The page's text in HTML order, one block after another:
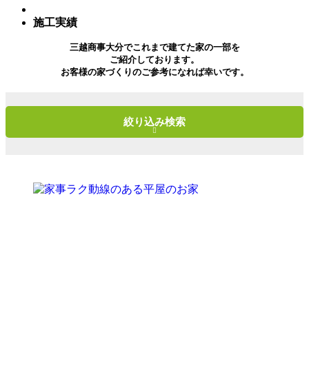
施工実績
三越商事大分でこれまで建てた家の一部を
ご紹介しております。
お客様の家づくりのご参考になれば幸いです。
絞り込み検索